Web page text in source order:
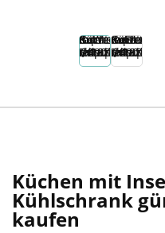
Küchen mit
Kühlschrank
kaufen